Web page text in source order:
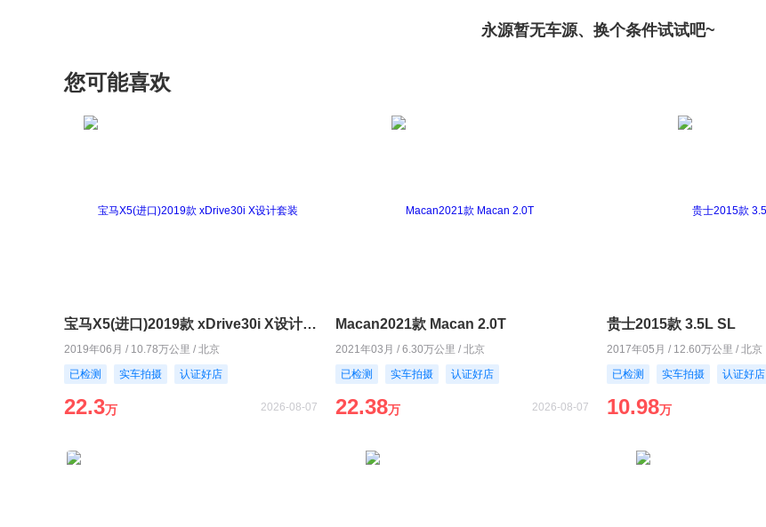
永源暂无车源、换个条件试试吧~
您可能喜欢
宝马X5(进口)2019款 xDrive30i X设计套装
2019年06月 / 10.78万公里 / 北京
已检测
实车拍摄 认证好店
22.3万 2026-08-07
Macan2021款 Macan 2.0T
2021年03月 / 6.30万公里 / 北京
已检测
实车拍摄 认证好店
22.38万 2026-08-07
贵士2015款 3.5L SL
2017年05月 / 12.60万公里 / 北京
已检测
实车拍摄 认证好店
10.98万